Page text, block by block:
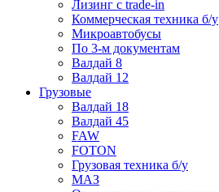
Лизинг с trade-in
Коммерческая техника б/у
Микроавтобусы
По 3-м документам
Валдай 8
Валдай 12
Грузовые
Валдай 18
Валдай 45
FAW
FOTON
Грузовая техника б/у
МАЗ